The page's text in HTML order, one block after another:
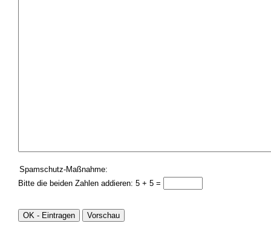
Spamschutz-Maßnahme:
Bitte die beiden Zahlen addieren: 5 + 5 =